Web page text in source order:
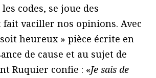
codes, se joue des
fait vaciller nos opinions. Avec
heureux » pièce écrite en
de cause et au sujet de
Ruquier confie : «Je sais de